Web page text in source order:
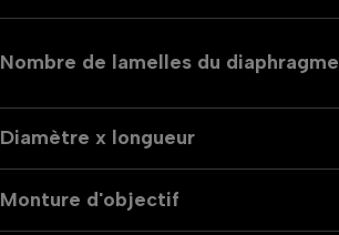
Nombre de lamelles du diaphragme
Diamètre x longueur
Monture d'objectif